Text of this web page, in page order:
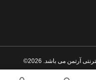
آرتمن می باشد. 2026©